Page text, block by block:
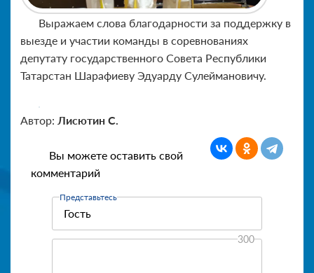
Выражаем слова благодарности за поддержку в
выезде и участии команды в соревнованиях
депутату государственного Совета Республики
Татарстан Шарафиеву Эдуарду Сулеймановичу.
Автор: Лисютин С.
Вы можете оставить свой
комментарий
Представьтесь
300